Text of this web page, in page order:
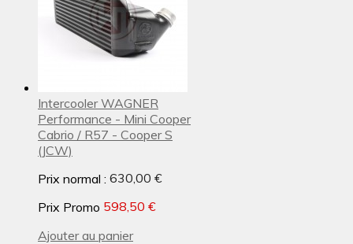
Intercooler WAGNER
Performance - Mini Cooper
Cabrio / R57 - Cooper S
(JCW)
Prix normal : 630,00 €
Prix Promo 598,50 €
Ajouter au panier